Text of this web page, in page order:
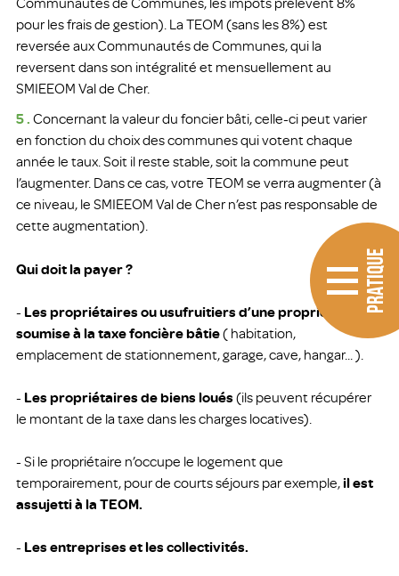
PRATIQUE
Communautés de Communes, les impôts prélèvent 8%
pour les frais de gestion). La TEOM (sans les 8%) est
reversée aux Communautés de Communes, qui la
reversent dans son intégralité et mensuellement au
SMIEEOM Val de Cher.
5 . Concernant la valeur du foncier bâti, celle-ci peut varier
en fonction du choix des communes qui votent chaque
année le taux. Soit il reste stable, soit la commune peut
l’augmenter. Dans ce cas, votre TEOM se verra augmenter (à
ce niveau, le SMIEEOM Val de Cher n’est pas responsable de
cette augmentation).
Qui doit la payer ?
- Les propriétaires ou usufruitiers d’une propriété
soumise à la taxe foncière bâtie( habitation,
emplacement de stationnement, garage, cave, hangar... ).
- Les propriétaires de biens loués (ils peuvent récupérer
le montant de la taxe dans les charges locatives).
- Si le propriétaire n’occupe le logement que
temporairement, pour de courts séjours par exemple, il est
assujetti à la TEOM.
- Les entreprises et les collectivités.